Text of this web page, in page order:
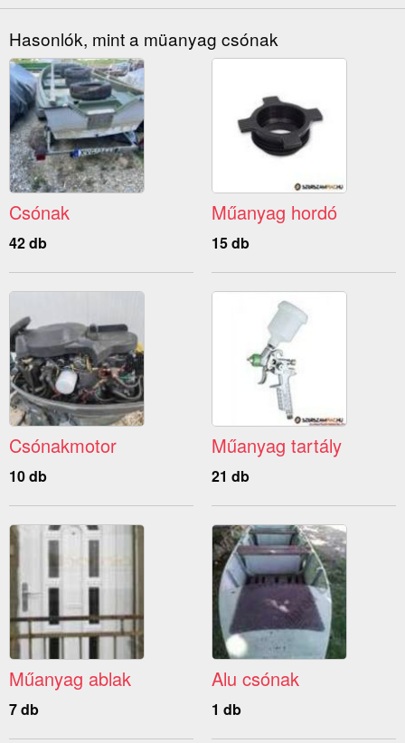
Hasonlók, mint a müanyag csónak
Csónak
42 db
Műanyag hordó
15 db
Csónakmotor
10 db
Műanyag tartály
21 db
Műanyag ablak
7 db
Alu csónak
1 db